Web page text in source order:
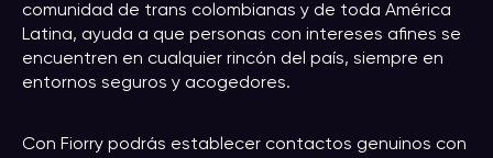
comunidad de trans colombianas y de toda América
Latina, ayuda a que personas con intereses afines se
encuentren en cualquier rincón del país, siempre en
entornos seguros y acogedores.
Con Fiorry podrás establecer contactos genuinos con